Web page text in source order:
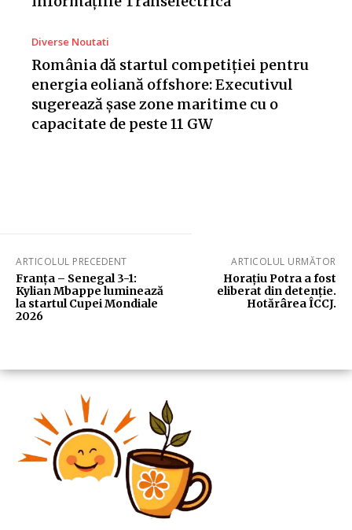
Diverse Noutati
România dă startul competiției pentru
energia eoliană offshore: Executivul
sugerează șase zone maritime cu o
capacitate de peste 11 GW
ARTICOLUL PRECEDENT
Franța – Senegal 3-1:
Kylian Mbappe luminează
la startul Cupei Mondiale
2026
ARTICOLUL URMĂTOR
Horațiu Potra a fost
eliberat din detenție.
Hotărârea ÎCCJ.